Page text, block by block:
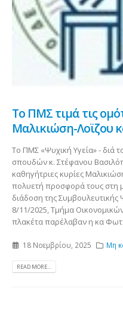
Το ΠΜΣ τιμά τις
Μαλικιώση-Λοϊζου
Το ΠΜΣ «Ψυχική Υγεία» - διά
σπουδών κ. Στέφανου
καθηγήτριες κυρίες
πολυετή προσφορά τους στη
διάδοση της
8/11/2025, Τμήμα
πλακέτα παρέλαβαν η κα
18 Νοεμβρίου, 2025 Μη
READ MORE...